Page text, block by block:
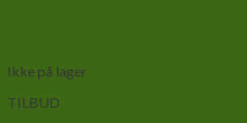
Ikke på lager
TILBUD